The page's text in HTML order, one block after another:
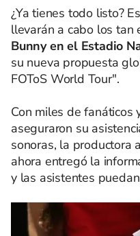
¿Ya tienes todo listo?
llevarán a cabo los tan
Bunny en el Estadio
su nueva propuesta
FOToS World Tour".
Con miles de fanáticos
aseguraron su
sonoras, la productora
ahora entregó la
y las asistentes